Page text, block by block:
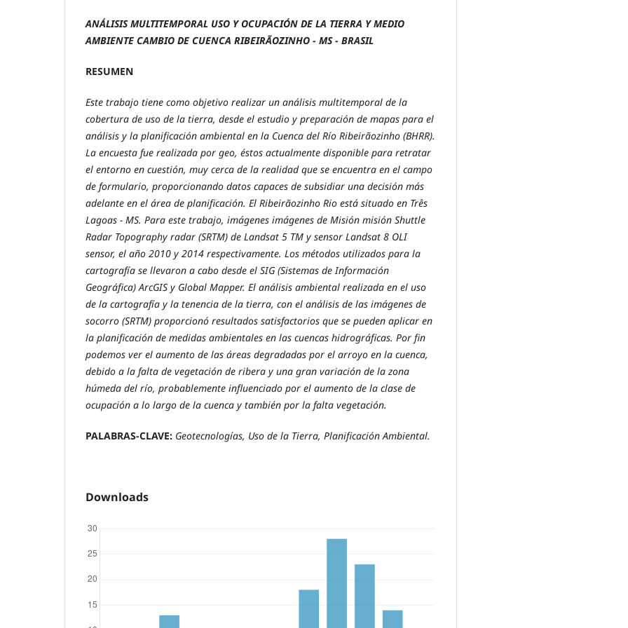
ANÁLISIS MULTITEMPORAL USO Y OCUPACIÓN DE LA TIERRA Y MEDIO
AMBIENTE CAMBIO DE CUENCA RIBEIRÃOZINHO - MS - BRASIL
RESUMEN
Este trabajo tiene como objetivo realizar un análisis multitemporal de la
cobertura de uso de la tierra, desde el estudio y preparación de mapas para el
análisis y la planificación ambiental en la Cuenca del Río Ribeirãozinho (BHRR).
La encuesta fue realizada por geo, éstos actualmente disponible para retratar
el entorno en cuestión, muy cerca de la realidad que se encuentra en el campo
de formulario, proporcionando datos capaces de subsidiar una decisión más
adelante en el área de planificación. El Ribeirãozinho Rio está situado en Três
Lagoas - MS. Para este trabajo, imágenes imágenes de Misión misión Shuttle
Radar Topography radar (SRTM) de Landsat 5 TM y sensor Landsat 8 OLI
sensor, el año 2010 y 2014 respectivamente. Los métodos utilizados para la
cartografía se llevaron a cabo desde el SIG (Sistemas de Información
Geográfica) ArcGIS y Global Mapper. El análisis ambiental realizada en el uso
de la cartografía y la tenencia de la tierra, con el análisis de las imágenes de
socorro (SRTM) proporcionó resultados satisfactorios que se pueden aplicar en
la planificación de medidas ambientales en las cuencas hidrográficas. Por fin
podemos ver el aumento de las áreas degradadas por el arroyo en la cuenca,
debido a la falta de vegetación de ribera y una gran variación de la zona
húmeda del río, probablemente influenciado por el aumento de la clase de
ocupación a lo largo de la cuenca y también por la falta vegetación.
PALABRAS-CLAVE: Geotecnologías, Uso de la Tierra, Planificación Ambiental.
Downloads